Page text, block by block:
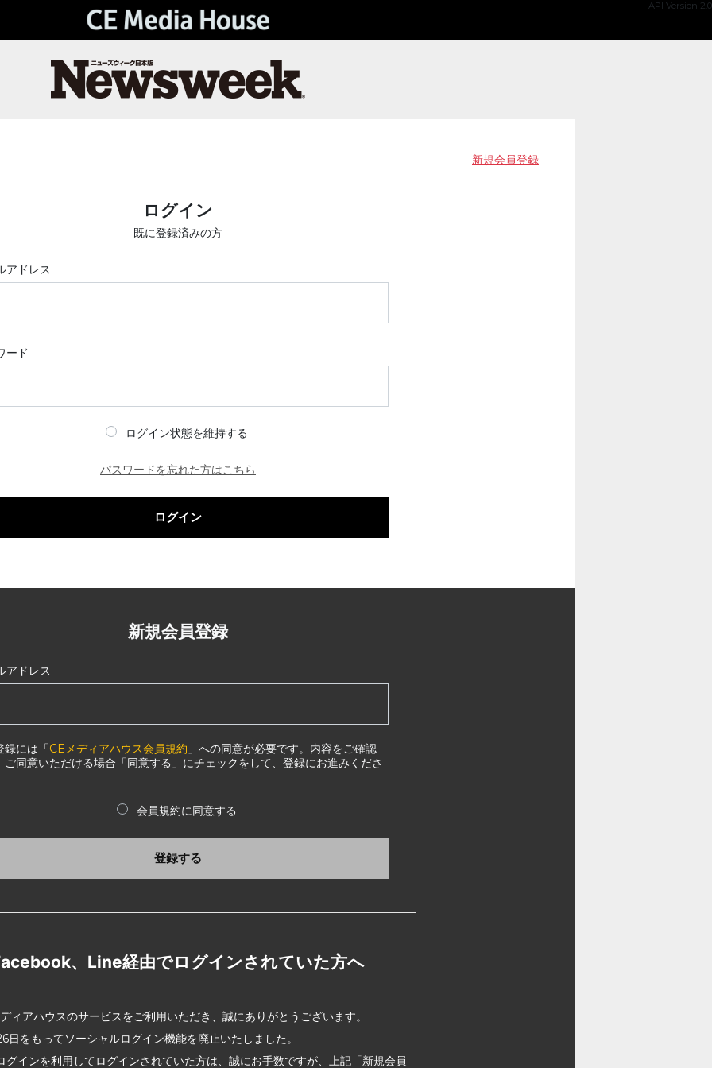
API Version 2.0
新規会員登録
ログイン
既に登録済みの方
アドレス
ード
ログイン状態を維持する
パスワードを忘れた方はこちら
ログイン
新規会員登録
アドレス
録には「CEメディアハウス会員規約 」への同意が必要です。内容をご確認
ご同意いただける場合「同意する」にチェックをして、登録にお進みくださ
会員規約に同意する
登録する
、Line経由でログインされていた方へ
ィアハウスのサービスをご利用いただき、誠にありがとうございます。
日をもってソーシャルログイン機能を廃止いたしました。
グインを利用してログインされていた方は、誠にお手数ですが、上記「新規会員